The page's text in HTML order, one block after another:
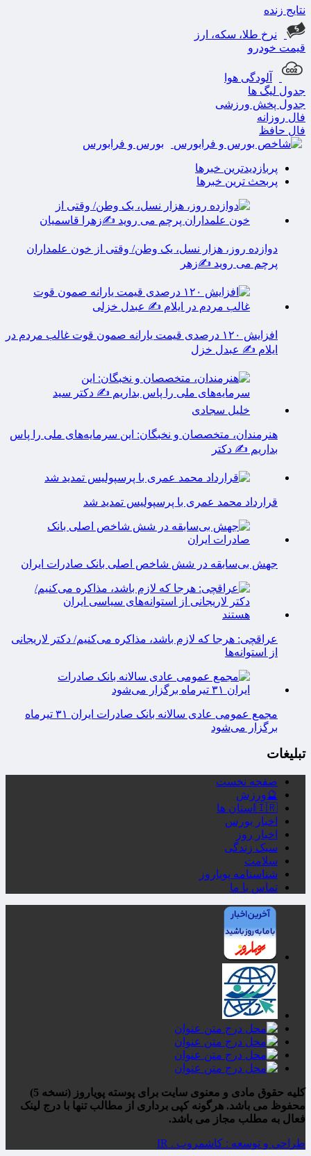
نتایج زنده
نرخ طلا، سکه، ارز
قیمت خودرو
آلودگی هوا
جدول لیگ ها
جدول پخش ورزشی
فال روزانه
فال حافظ
بورس و فرابورس
پربازدیدترین خبرها
پربحث ترین خبرها
دوازده روز، هزار نسل، یک وطن/ وقتی از خون علمداران
پرچم می روید ✍️زهر
افزایش ۱۲۰ درصدی قیمت یارانه صمون قوت غالب مردم در
ایلام ✍️ عبدل خزل
هنرمندان، متخصصان و نخبگان: این سرمایه‌های ملی را پاس
بداریم ✍️ دکتر
قرارداد محمد عمری با پرسپولیس تمدید شد
جهش بی‌سابقه در شش شاخص اصلی بانک صادرات ایران
عراقچی: هرجا که لازم باشد، مذاکره می‌کنیم/ دکتر لاریجانی
از استوانه‌ها
مجمع عمومی عادی سالانه بانک صادرات ایران ۳۱ تیرماه
برگزار می‌شود
تبلیغات
صفحه نخست
🔮ورزش
🇮🇷استان ها
اخبار بورس
اخبار روز
سبک زندگی
سلامت
شناسنامه پویاروز
تماس با ما
کلیه حقوق مادی و معنوی سایت برای پوسته پویاروز (نسخه 5)
محفوظ می باشد. هرگونه کپی برداری از مطالب تنها با درج لینک
فعال به مطلب مجاز می باشد.
طراحی و توسعه : کاشمروب . IR